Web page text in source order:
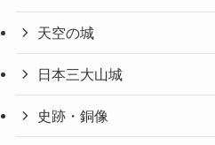
天空の城
日本三大山城
史跡・銅像